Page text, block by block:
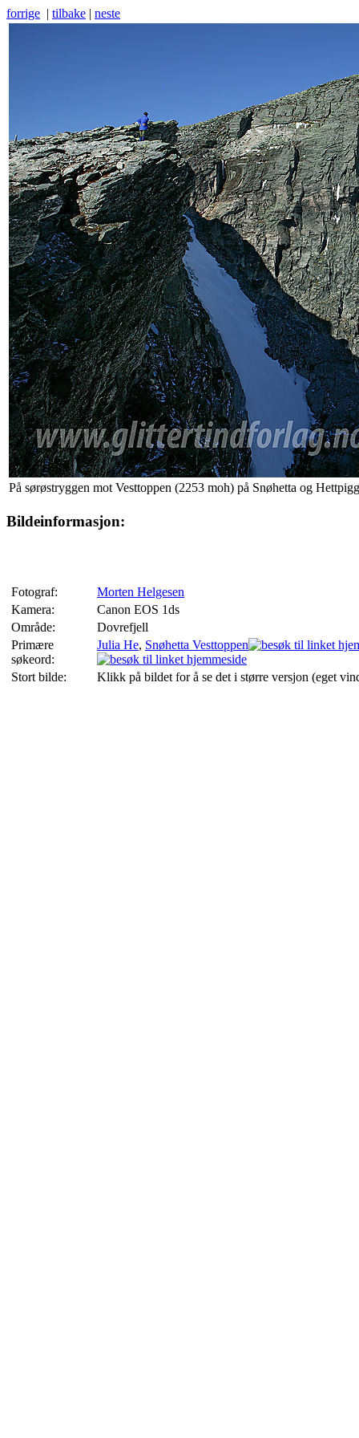
forrige | tilbake | neste
På sørøstryggen mot Vesttoppen (2253 moh) på Snøhetta og
Bildeinformasjon:
Fotograf:
Morten Helgesen
Kamera:
Canon EOS 1ds
Område:
Dovrefjell
Primære
søkeord:
Julia He, Snøhetta Vesttoppen
Stort bilde: Klikk på bildet for å se det i større versjon (eget